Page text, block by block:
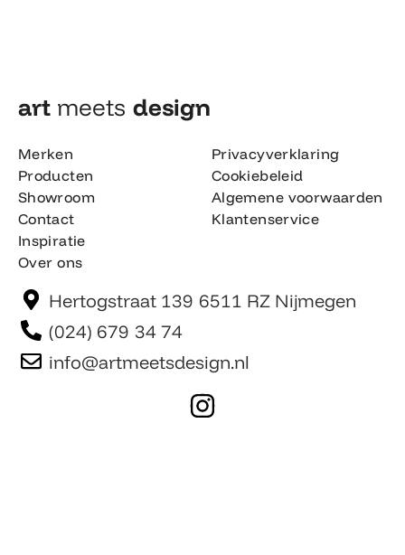
art meets design​
Merken
Producten
Showroom
Contact
Inspiratie
Over ons
Privacyverklaring
Cookiebeleid
Algemene voorwaarden
Klantenservice
Hertogstraat 139 6511 RZ Nijmegen
(024) 679 34 74
info@artmeetsdesign.nl
I